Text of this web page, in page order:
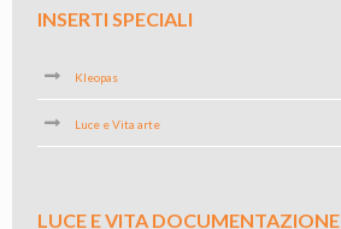
INSERTI SPECIALI
Kleopas
Luce e Vita arte
LUCE E VITA DOCUMENTAZIONE